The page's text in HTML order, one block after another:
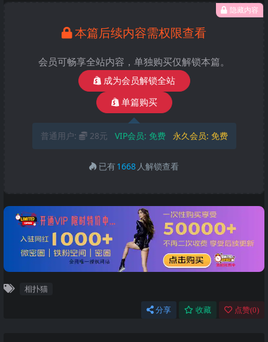
隐藏内容
本篇后续内容需权限查看
会员可畅享全站内容，单独购买仅解锁本篇。
成为会员解锁全站
单篇购买
普通用户: 28元 VIP会员: 免费 永久会员: 免费
已有1668 人解锁查看
相扑猫
分享 收藏 点赞(0)